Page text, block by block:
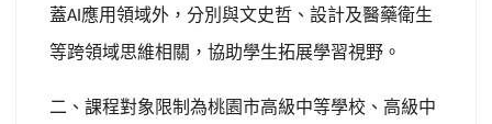
蓋AI 應用領域外，分別與文史哲、設計及醫藥衛生
等跨領域思維相關，協助學生拓展學習視野。
二、課程對象限制為桃園市高級中等學校、高級中